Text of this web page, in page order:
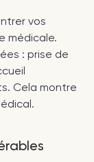
vos
médicale.
: prise de
Cela montre